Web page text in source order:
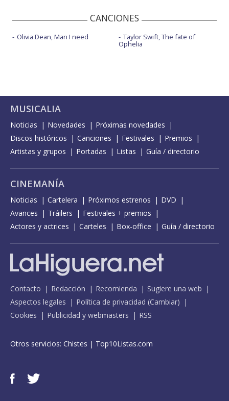
CANCIONES
Olivia Dean, Man I need Taylor Swift, The fate of
Ophelia
MUSICALIA
Noticias Novedades
Próximas novedades
Discos históricos
Canciones Festivales
Premios
Artistas y grupos
Portadas Listas Guía / directorio
CINEMANÍA
Noticias Cartelera Próximos estrenos
DVD
Avances
Tráilers
Festivales + premios
Actores y actrices
Carteles Box-office Guía / directorio
Contacto Redacción Recomienda
Sugiere una web
Aspectos legales
Política de privacidad (Cambiar)
Cookies
Publicidad y webmasters RSS
Otros servicios: Chistes | Top10Listas.com